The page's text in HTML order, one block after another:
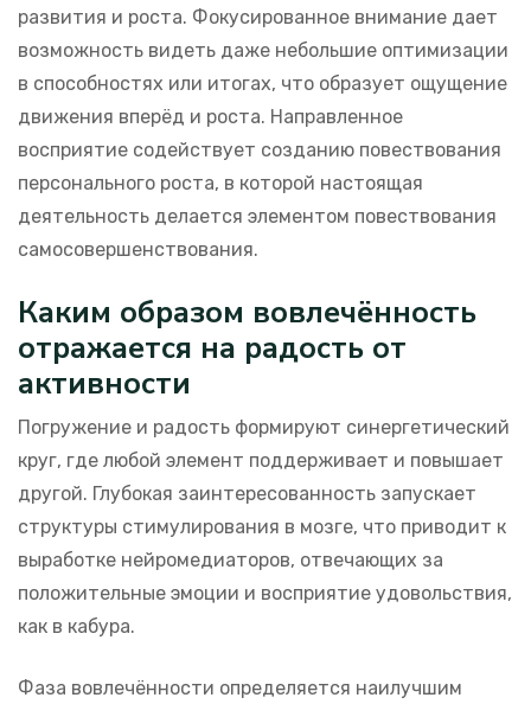
развития и роста. Фокусированное внимание дает
возможность видеть даже небольшие оптимизации
в способностях или итогах, что образует ощущение
движения вперёд и роста. Направленное
восприятие содействует созданию повествования
персонального роста, в которой настоящая
деятельность делается элементом повествования
самосовершенствования.
Каким образом вовлечённость
отражается на радость от
активности
Погружение и радость формируют синергетический
круг, где любой элемент поддерживает и повышает
другой. Глубокая заинтересованность запускает
структуры стимулирования в мозге, что приводит к
выработке нейромедиаторов, отвечающих за
положительные эмоции и восприятие удовольствия,
как в кабура.
Фаза вовлечённости определяется наилучшим